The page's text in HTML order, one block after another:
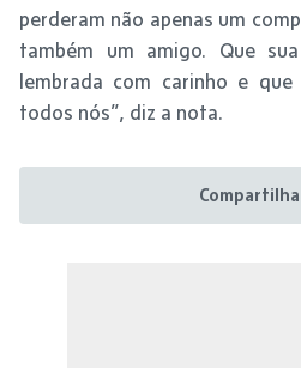
perderam não apenas um
também um amigo. Que
lembrada com carinho e
todos nós”, diz a nota.